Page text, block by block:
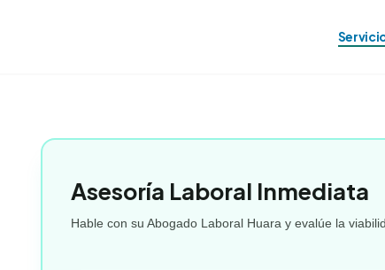
Asesoría Laboral Inmediata
Hable con su Abogado Laboral Huara y evalúe la